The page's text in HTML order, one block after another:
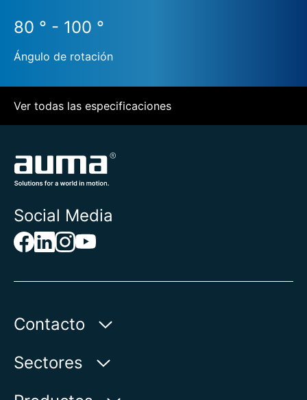
80 ° - 100 °
Ángulo de rotación
Ver todas las especificaciones
Social Media
Contacto
AUMA Riester
Aumastr. 1
Sectores
Agua